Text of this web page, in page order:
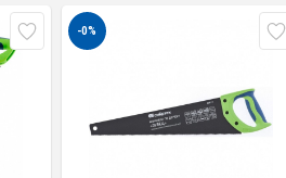
-0%